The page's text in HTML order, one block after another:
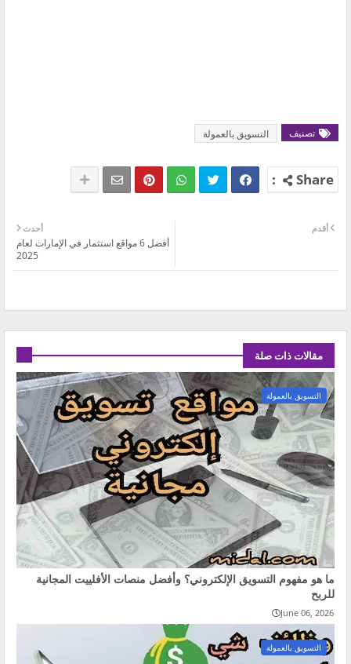
تصنيف التسويق بالعمولة
أحدث
أفضل 6 مواقع استثمار في الإمارات لعام
2025
أقدم
مقالات ذات صلة
التسويق بالعمولة
ما هو مفهوم التسويق الإلكتروني؟ وأفضل منصات الأفلييت المجانية
للربح
June 06, 2026
التسويق بالعمولة